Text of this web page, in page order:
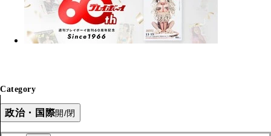
Category
政治・国際開/閉